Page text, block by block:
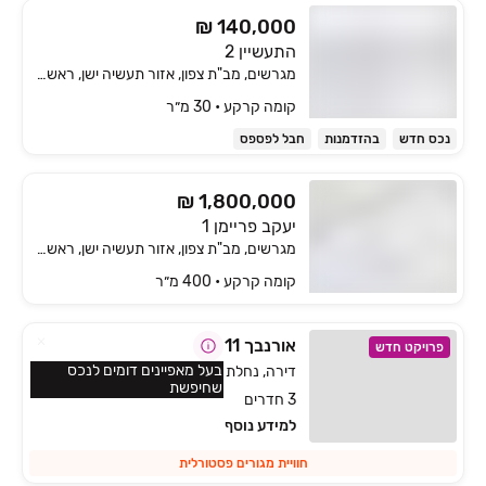
₪ 140,000
התעשיין 2
מגרשים, מב"ת צפון, אזור תעשיה ישן, ראשון לציון
קומה ‎קרקע‏ • 30 מ״ר
נכס חדש בהזדמנות חבל לפספס
₪ 1,800,000
יעקב פריימן 1
מגרשים, מב"ת צפון, אזור תעשיה ישן, ראשון לציון
קומה ‎קרקע‏ • 400 מ״ר
פרויקט חדש אורנבך 11
דירה, נחלת יהודה, ראשון לציון
3 חדרים
למידע נוסף
חוויית מגורים פסטורלית
בעל מאפיינים דומים לנכס
שחיפשת